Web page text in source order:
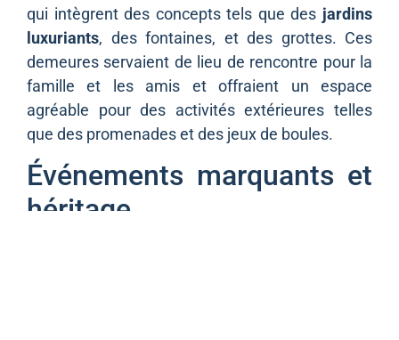
qui intègrent des concepts tels que des jardins
luxuriants, des fontaines, et des grottes. Ces
demeures servaient de lieu de rencontre pour la
famille et les amis et offraient un espace
agréable pour des activités extérieures telles
que des promenades et des jeux de boules.
Événements marquants et
héritage